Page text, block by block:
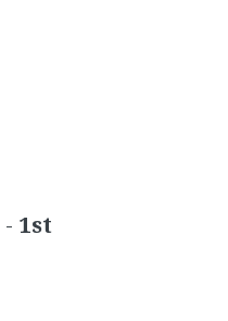
- 1st